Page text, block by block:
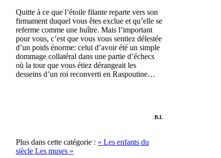
Quitte à ce que l’étoile filante reparte vers son
firmament duquel vous êtes exclue et qu’elle se
referme comme une huître. Mais l’important
pour vous, c’est que vous vous sentiez délestée
d’un poids énorme: celui d’avoir été un simple
dommage collatéral dans une partie d’échecs
où la tour que vous étiez dérangeait les
desseins d’un roi reconverti en Raspoutine…
B.I.
Plus dans cette catégorie : « Les enfants du
siècle Les muses »